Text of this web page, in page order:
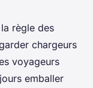
règle des
chargeurs
voyageurs
emballer